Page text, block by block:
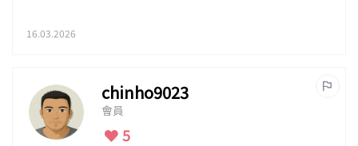
16.03.2026
chinho9023
會員
5